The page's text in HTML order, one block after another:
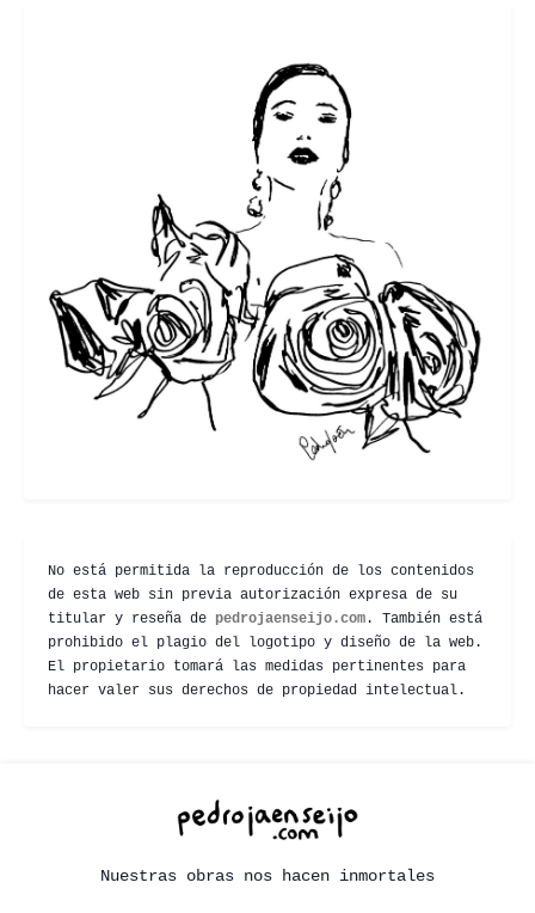
No está permitida la reproducción de los contenidos
de esta web sin previa autorización expresa de su
titular y reseña de pedrojaenseijo.com . También está
prohibido el plagio del logotipo y diseño de la web.
El propietario tomará las medidas pertinentes para
hacer valer sus derechos de propiedad intelectual.
Nuestras obras nos hacen inmortales